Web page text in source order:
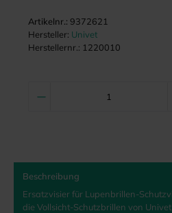
Artikelnr.: 9372621
Hersteller: Univet
Herstellernr.: 1220010
Beschreibung
Ersatzvisier für Lupenbrillen-
die Vollsicht-Schutzbrillen von